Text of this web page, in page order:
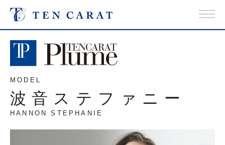
MODEL
波音ステファニー
HANNON STEPHANIE